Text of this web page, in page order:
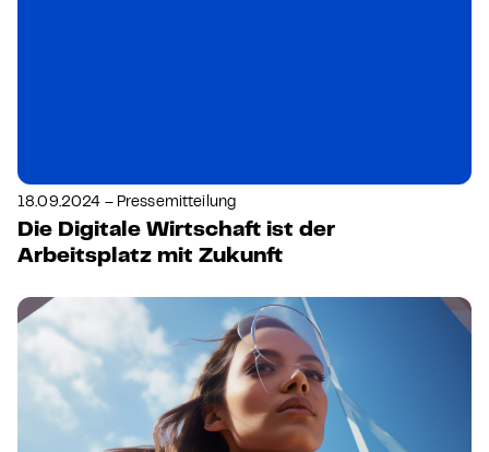
18.09.2024 – Pressemitteilung
Die Digitale Wirtschaft ist der
Arbeitsplatz mit Zukunft